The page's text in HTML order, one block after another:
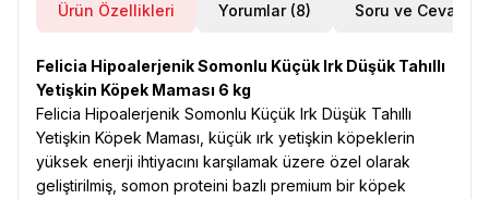
Ürün Özellikleri Yorumlar (8) Soru ve Cevap
Felicia Hipoalerjenik Somonlu Küçük Irk Düşük Tahıllı
Yetişkin Köpek Maması 6 kg
Felicia Hipoalerjenik Somonlu Küçük Irk Düşük Tahıllı
Yetişkin Köpek Maması, küçük ırk yetişkin köpeklerin
yüksek enerji ihtiyacını karşılamak üzere özel olarak
geliştirilmiş, somon proteini bazlı premium bir köpek